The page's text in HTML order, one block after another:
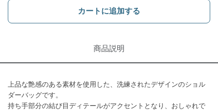
カートに追加する
商品説明
上品な艶感のある素材を使用した、洗練されたデザインのショル
ダーバッグです。
持ち手部分の結び目ディテールがアクセントとなり、おしゃれで